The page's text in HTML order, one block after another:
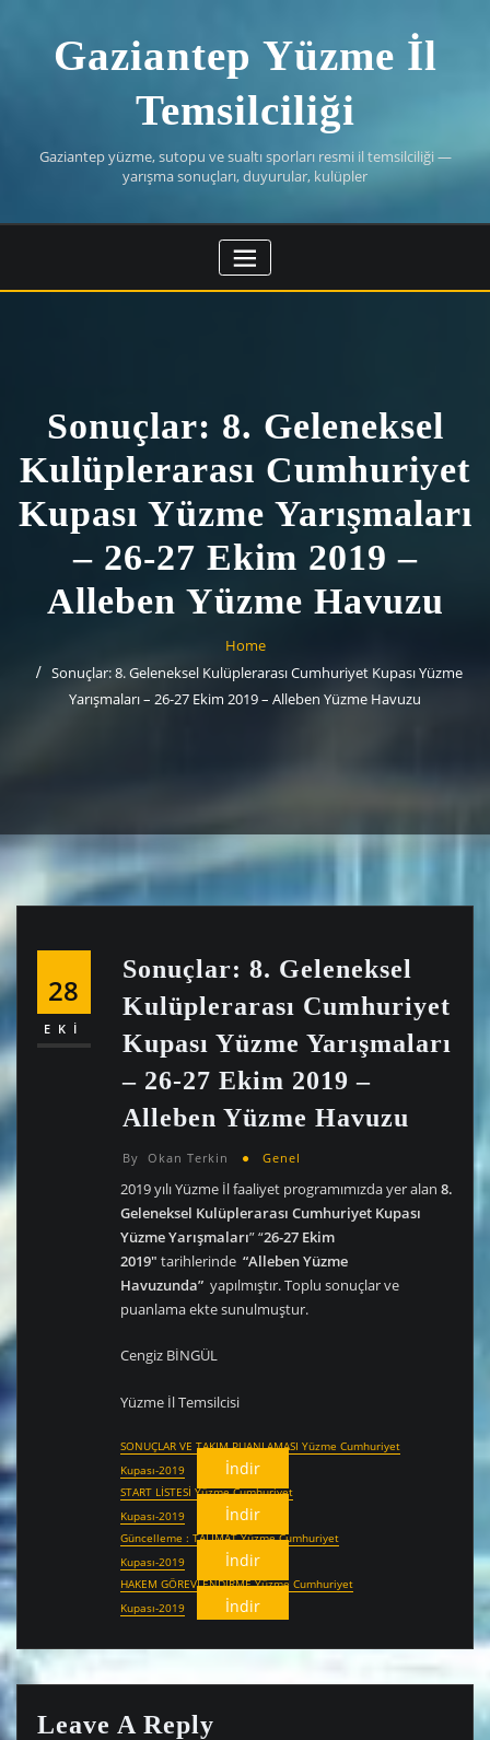
Gaziantep Yüzme İl
Temsilciliği
Gaziantep yüzme, sutopu ve sualtı sporları resmi il temsilciliği —
yarışma sonuçları, duyurular, kulüpler
Sonuçlar: 8. Geleneksel
Kulüplerarası Cumhuriyet
Kupası Yüzme Yarışmaları
– 26-27 Ekim 2019 –
Alleben Yüzme Havuzu
Home
Sonuçlar: 8. Geleneksel Kulüplerarası Cumhuriyet Kupası Yüzme
Yarışmaları – 26-27 Ekim 2019 – Alleben Yüzme Havuzu
28
EKI
Sonuçlar: 8. Geleneksel
Kulüplerarası Cumhuriyet
Kupası Yüzme Yarışmaları
– 26-27 Ekim 2019 –
Alleben Yüzme Havuzu
By Okan Terkin Genel
2019 yılı Yüzme İl faaliyet programımızda yer alan8.
Geleneksel Kulüplerarası Cumhuriyet Kupası
Yüzme Yarışmaları” “26-27 Ekim
2019″tarihlerinde“Alleben Yüzme
Havuzunda” yapılmıştır. Toplu sonuçlar ve
puanlama ekte sunulmuştur.
Cengiz BİNGÜL
Yüzme İl Temsilcisi
SONUÇLAR VE TAKIM PUANLAMASI Yüzme Cumhuriyet
Kupası-2019
İndir
START LİSTESİ Yüzme Cumhuriyet
Kupası-2019
İndir
Güncelleme : TALİMAT Yüzme Cumhuriyet
Kupası-2019
İndir
HAKEM GÖREVLENDİRME Yüzme Cumhuriyet
Kupası-2019
İndir
Leave A Reply